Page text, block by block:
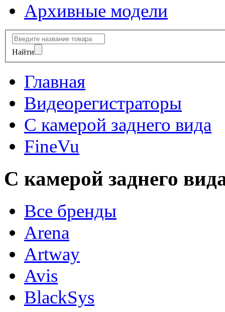
Архивные модели
Найти
Главная
Видеорегистраторы
С камерой заднего вида
FineVu
С камерой заднего
Все бренды
Arena
Artway
Avis
BlackSys